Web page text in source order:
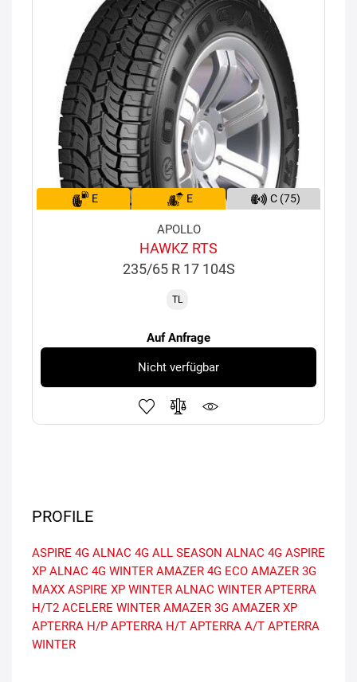
E E C (75)
APOLLO
HAWKZ RTS
235/65 R 17 104S
TL
Auf Anfrage
Nicht verfügbar
PROFILE
ASPIRE 4G ALNAC 4G ALL SEASON ALNAC 4G ASPIRE
XP ALNAC 4G WINTER AMAZER 4G ECO AMAZER 3G
MAXX ASPIRE XP WINTER ALNAC WINTER APTERRA
H/T2 ACELERE WINTER AMAZER 3G AMAZER XP
APTERRA H/P APTERRA H/T APTERRA A/T APTERRA
WINTER